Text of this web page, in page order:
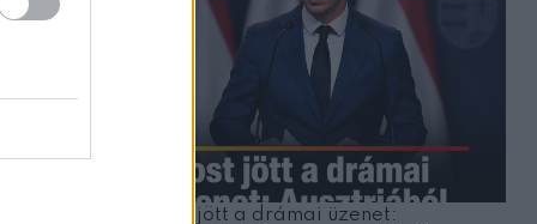
and